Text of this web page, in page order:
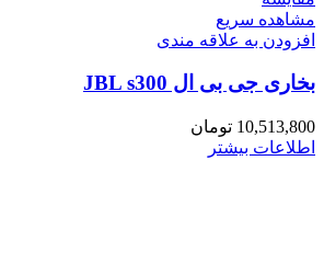
مشاهده سریع
افزودن به علاقه مندی
بخاری جی بی ال JBL s300
10,513,800 تومان
اطلاعات بیشتر